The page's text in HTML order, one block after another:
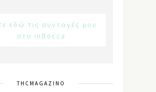
εδώ τις συνταγές μου
στο inBocca
THCMAGAZINO